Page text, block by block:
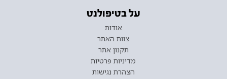
על בטיפולנט
אודות
צוות האתר
תקנון אתר
מדיניות פרטיות
הצהרת נגישות